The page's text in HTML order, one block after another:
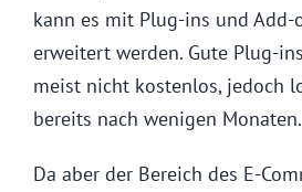
kann es mit Plug-ins und Add-
erweitert werden. Gute Plug-
meist nicht kostenlos, jedoch
bereits nach wenigen Monaten.
Da aber der Bereich des E-